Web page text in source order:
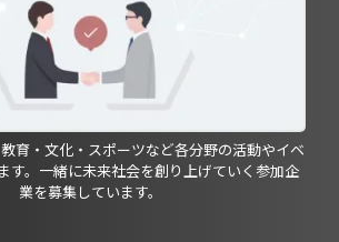
育・文化・スポーツなど各分野の活動やイベ
す。一緒に未来社会を創り上げていく参加企
業を募集しています。